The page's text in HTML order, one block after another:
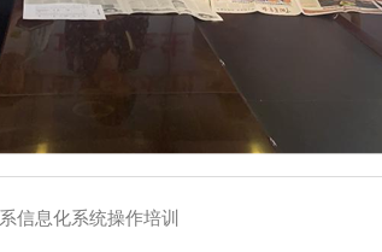
信息化系统操作培训